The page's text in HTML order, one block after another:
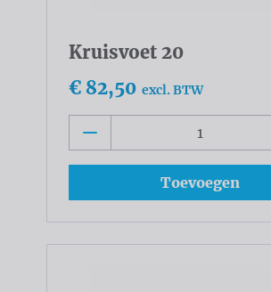
Kruisvoet 20
€ 82,50 excl. BTW
Toevoegen